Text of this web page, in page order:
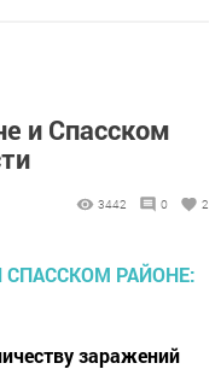
и Спасском
3442 0 2
заражений